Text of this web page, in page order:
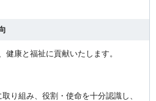
健康と福祉に貢献いたします。
り組み、役割・使命を十分認識し、